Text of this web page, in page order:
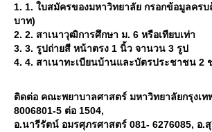
1. 1. ใบสมัครของมหาวิทยาลัย กรอกข้อมูลคร
บาท)
2. 2. สาเนาวุฒิการศึกษา ม. 6 หรือเทียบเท่า
3. 3. รูปถ่ายสี หน้าตรง 1 นิ้ว จานวน 3 รูป
4. 4. สาเนาทะเบียนบ้านและบัตรประชาชน 2
ติดต่อ คณะพยาบาลศาสตร์ มหาวิทยาลัยกรุงเท
8006801-5 ต่อ 1504,
อ.นารีรัตน์ อมรศุภรศาสตร์ 081- 6276085, อ.